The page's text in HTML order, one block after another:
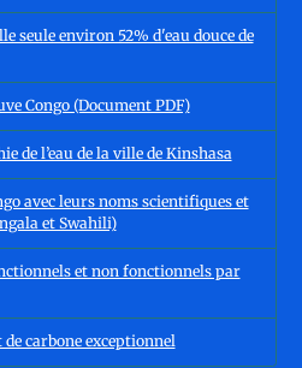
seule environ 52% d'eau douce de
Congo (Document PDF)
de l’eau de la ville de Kinshasa
avec leurs noms scientifiques et
et Swahili)
et non fonctionnels par
de carbone exceptionnel